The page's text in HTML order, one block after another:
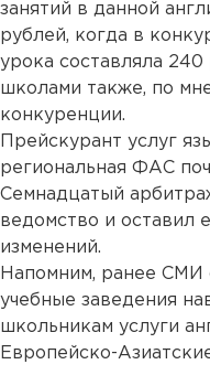
занятий в данной
рублей, когда в
урока составляла
школами также, по
конкуренции.
Прейскурант услуг
региональная ФАС
Семнадцатый
ведомство и оставил
изменений.
Напомним, ранее СМИ
учебные заведения
школьникам услуги
Европейско-